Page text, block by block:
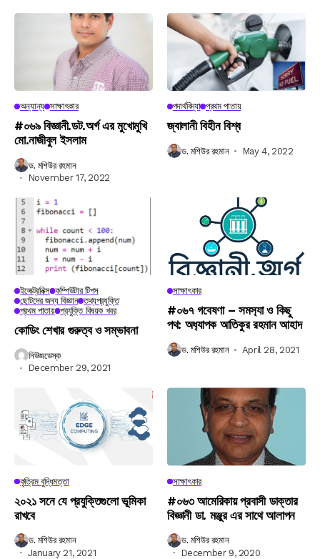
অন্যান্য সাক্ষাৎকার
#০৬৯ বিজ্ঞানী.ডট.অর্গ এর মুখোমুখি
মো.নাজীবুল ইসলাম
ড. মশিউর রহমান
November 17, 2022
পদার্থবিদ্যা প্রথম পাতায়
জ্বালানী বিহীন বিশ্ব
ড. মশিউর রহমান May 4, 2022
ইলেক্ট্রনিক্স কম্পিউটার টিপস
ছোটদের জন্য বিজ্ঞান তথ্যপ্রযুক্তি
প্রথম পাতায় প্রযুক্তি বিষয়ক খবর
কোডিং শেখার গুরুত্ব ও সম্ভাবনা
নিউজডেস্ক
December 29, 2021
সাক্ষাৎকার
#০৬৭ গবেষণা – সমস‍্যা ও কিছু
পথ: অধ‍্যাপক আতিকুর রহমান আহাদ
ড. মশিউর রহমান April 28, 2021
কৃত্রিম বুদ্ধিমত্তা
২০২১ সনে যে প্রযুক্তিগুলো ভূমিকা
রাখবে
ড. মশিউর রহমান
January 21, 2021
সাক্ষাৎকার
#০৬৩ আমেরিকায় প্রবাসী ডাক্তার
বিজ্ঞানী ডা. মঞ্জুর এর সাথে আলাপন
ড. মশিউর রহমান
December 9, 2020